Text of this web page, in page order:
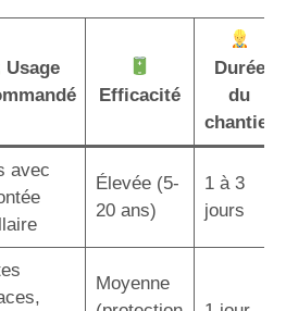
Usage
Efficacité
Durée
du
chantier
avec
Élevée (5-
20 ans)
1 à 3
jours
Moyenne